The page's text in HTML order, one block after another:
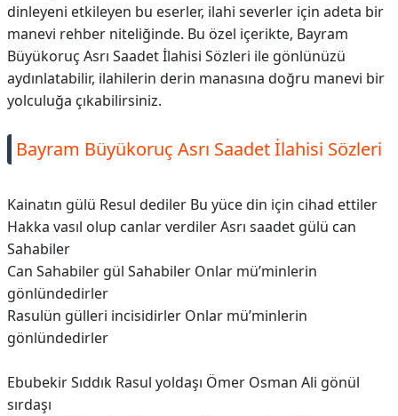
dinleyeni etkileyen bu eserler, ilahi severler için adeta bir
manevi rehber niteliğinde. Bu özel içerikte, Bayram
Büyükoruç Asrı Saadet İlahisi Sözleri ile gönlünüzü
aydınlatabilir, ilahilerin derin manasına doğru manevi bir
yolculuğa çıkabilirsiniz.
Bayram Büyükoruç Asrı Saadet İlahisi Sözleri
Kainatın gülü Resul dediler Bu yüce din için cihad ettiler
Hakka vasıl olup canlar verdiler Asrı saadet gülü can
Sahabiler
Can Sahabiler gül Sahabiler Onlar mü’minlerin
gönlündedirler
Rasulün gülleri incisidirler Onlar mü’minlerin
gönlündedirler
Ebubekir Sıddık Rasul yoldaşı Ömer Osman Ali gönül
sırdaşı